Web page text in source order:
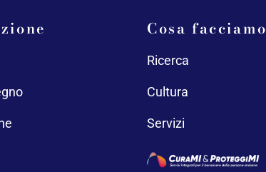
Cosa facciamo
Ricerca
Cultura
Servizi